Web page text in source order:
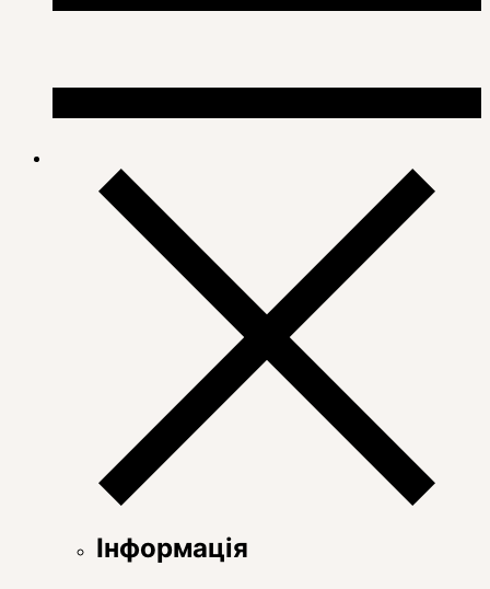
Інформація